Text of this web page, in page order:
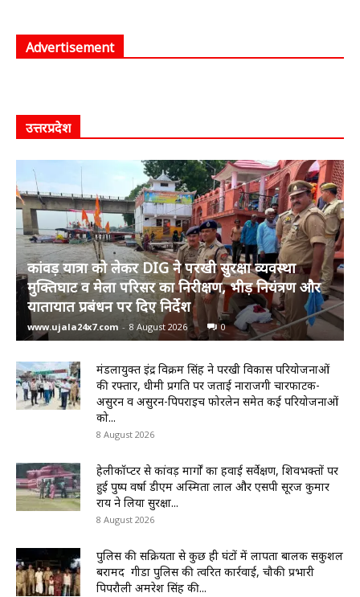
Advertisement
उत्तरप्रदेश
कांवड़ यात्रा को लेकर DIG ने परखी सुरक्षा व्यवस्था
मुक्तिघाट व मेला परिसर का निरीक्षण, भीड़ नियंत्रण और
यातायात प्रबंधन पर दिए निर्देश
www.ujala24x7.com - 8 August 2026 0
मंडलायुक्त इंद्र विक्रम सिंह ने परखी विकास परियोजनाओं
की रफ्तार, धीमी प्रगति पर जताई नाराजगी चारफाटक-
असुरन व असुरन-पिपराइच फोरलेन समेत कई परियोजनाओं
को...
8 August 2026
हेलीकॉप्टर से कांवड़ मार्गों का हवाई सर्वेक्षण, शिवभक्तों पर
हुई पुष्प वर्षा डीएम अस्मिता लाल और एसपी सूरज कुमार
राय ने लिया सुरक्षा...
8 August 2026
पुलिस की सक्रियता से कुछ ही घंटों में लापता बालक सकुशल
बरामद गीडा पुलिस की त्वरित कार्रवाई, चौकी प्रभारी
पिपरौली अमरेश सिंह की...